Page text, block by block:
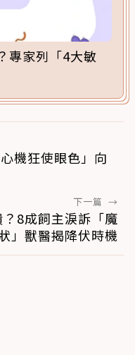
專家列「4大敏
機狂使眼色」向
下一篇 →
8成飼主淚訴「魔
」獸醫揭降伏時機